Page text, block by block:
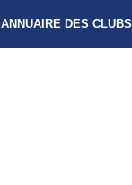
ANNUAIRE DES CLUBS